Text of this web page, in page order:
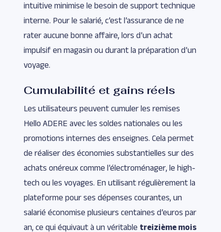
intuitive minimise le besoin de support technique
interne. Pour le salarié, c’est l’assurance de ne
rater aucune bonne affaire, lors d’un achat
impulsif en magasin ou durant la préparation d’un
voyage.
Cumulabilité et gains réels
Les utilisateurs peuvent cumuler les remises
Hello ADERE avec les soldes nationales ou les
promotions internes des enseignes. Cela permet
de réaliser des économies substantielles sur des
achats onéreux comme l’électroménager, le high-
tech ou les voyages. En utilisant régulièrement la
plateforme pour ses dépenses courantes, un
salarié économise plusieurs centaines d’euros par
an, ce qui équivaut à un véritable treizième mois